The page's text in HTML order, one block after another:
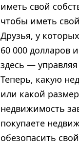
иметь свой
чтобы иметь
Друзья, у
60 000 долларов
здесь —
Теперь, какую
или какой
недвижимость
покупаете
обезопасить